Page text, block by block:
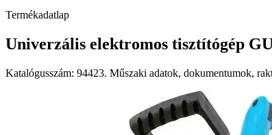
Termékadatlap
Univerzális elektromos tisztítógép
Katalógusszám: 94423. Műszaki adatok, dokumentumok,